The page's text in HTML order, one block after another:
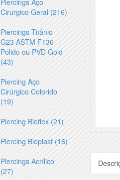
Piercings Aço
Cirurgico Geral (216)
Piercings Titânio
G23 ASTM F136
Polido ou PVD Gold
(43)
Piercing Aço
Cirúrgico Colorido
(19)
Piercing Bioflex (21)
Piercing Bioplast (16)
Piercings Acrílico
(27)